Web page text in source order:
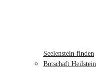
Seelenstein finden
Botschaft Heilstein